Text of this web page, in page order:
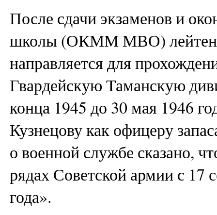
После сдачи экзаменов и
школы (ОКММ МВО)
направляется для
Гвардейскую Таманскую
конца 1945 до 30 мая 1946
Кузнецову как офицеру
о военной службе сказано,
рядах Советской армии с 17
года».